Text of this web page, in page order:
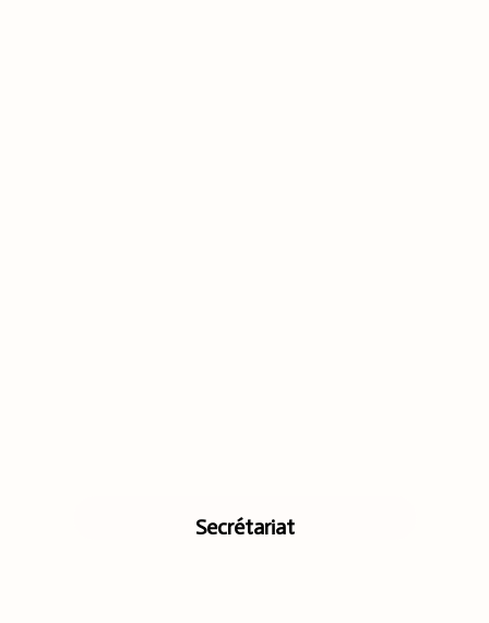
Secrétariat